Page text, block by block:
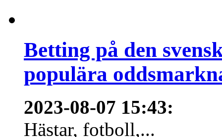
Betting på den
populära
2023-08-07 15:43:
Hästar, fotboll,...